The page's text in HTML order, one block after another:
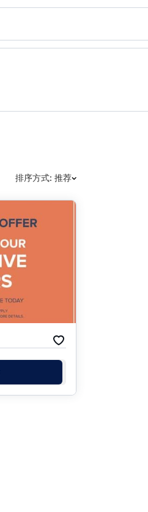
排序方式: 推荐
日期: 最新日期在前
日期: 过往日期在前
价格 - $ 到 $$$